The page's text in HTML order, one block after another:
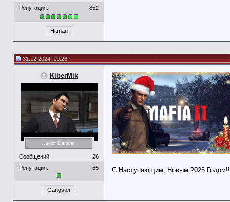
Репутация:
852
Hitman
31.12.2024, 19:26
KiberMik
Junior Member
Сообщений:
26
Репутация:
65
Gangster
С Наступающим, Новым 2025